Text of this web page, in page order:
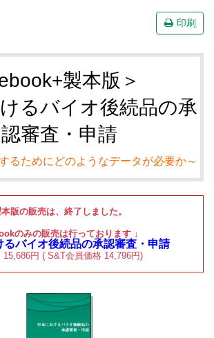
印刷
製本版＞
るバイオ後続品の承
認審査・申請
るためにどのようなデータが必要か～
版の販売は、終了しました。
のみの販売は行っております ↓
るバイオ後続品の承認審査・申請
15,686円 ( S&T会員価格 14,796円)